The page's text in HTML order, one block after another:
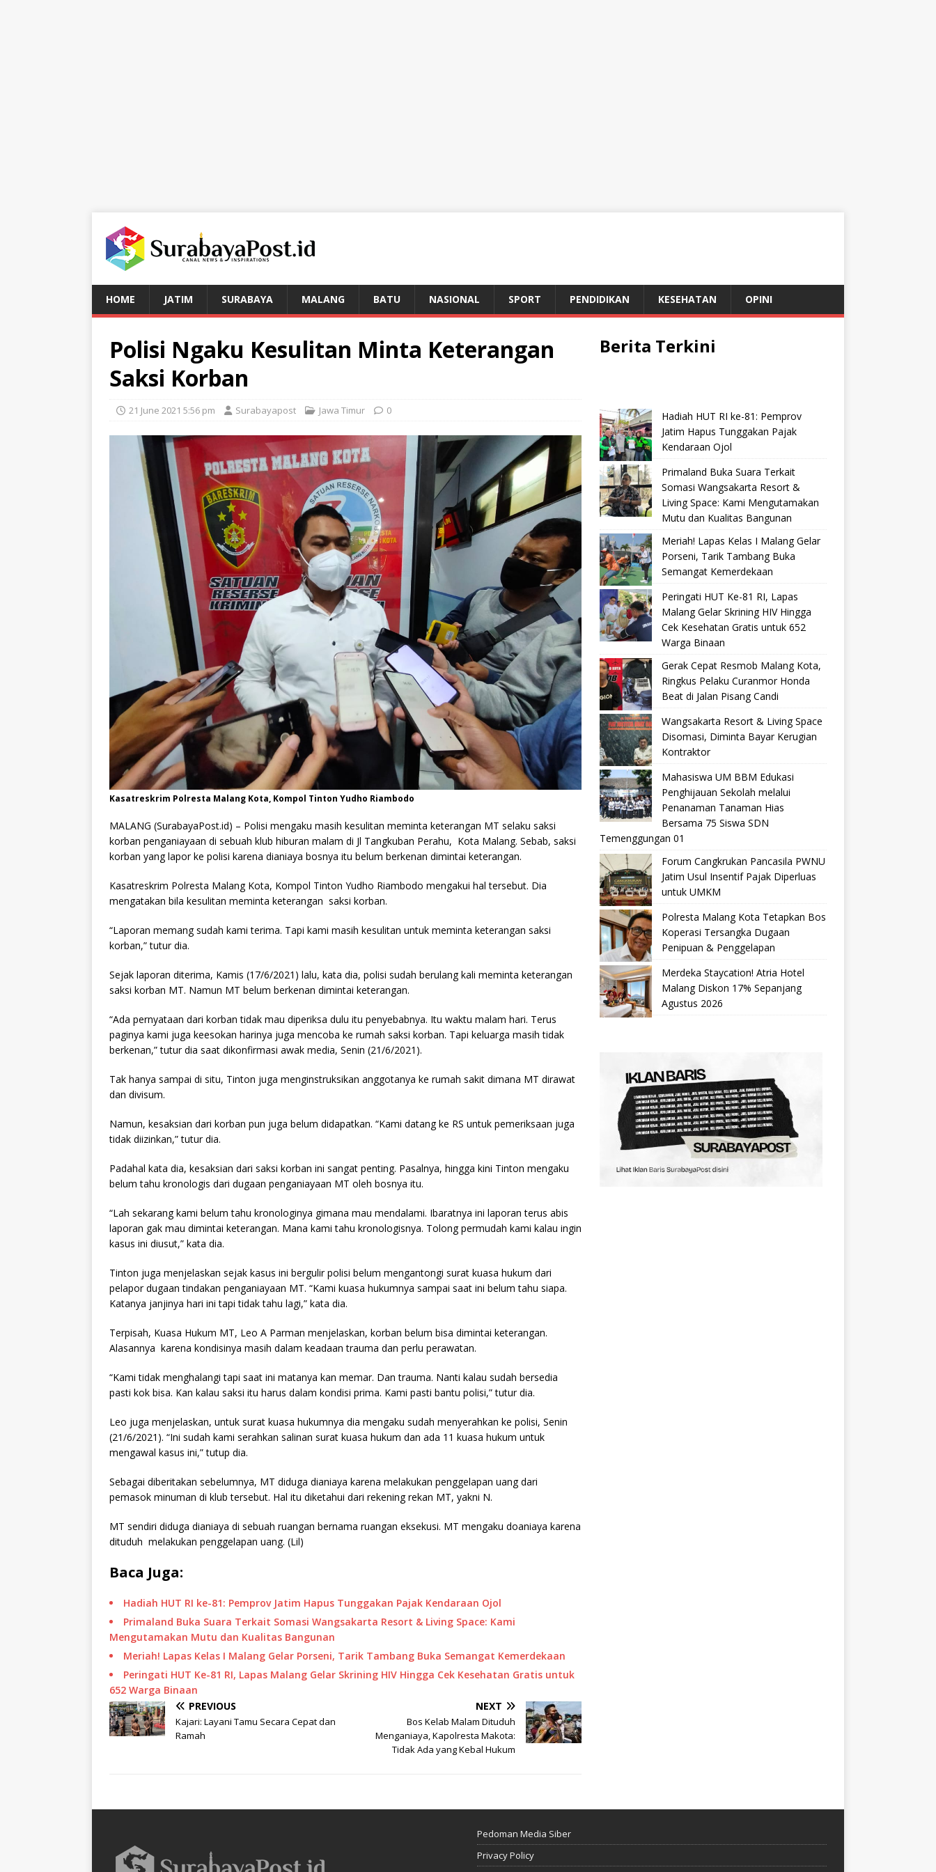
HOME JATIM SURABAYA MALANG BATU NASIONAL SPORT PENDIDIKAN KESEHATAN OPINI
Polisi Ngaku Kesulitan Minta Keterangan
Saksi Korban
21 June 2021 5:56 pm Surabayapost Jawa Timur 0
Kasatreskrim Polresta Malang Kota, Kompol Tinton Yudho Riambodo
MALANG (SurabayaPost.id) – Polisi mengaku masih kesulitan meminta keterangan MT selaku saksi
korban penganiayaan di sebuah klub hiburan malam di Jl Tangkuban Perahu, Kota Malang. Sebab, saksi
korban yang lapor ke polisi karena dianiaya bosnya itu belum berkenan dimintai keterangan.
Kasatreskrim Polresta Malang Kota, Kompol Tinton Yudho Riambodo mengakui hal tersebut. Dia
mengatakan bila kesulitan meminta keterangan saksi korban.
“Laporan memang sudah kami terima. Tapi kami masih kesulitan untuk meminta keterangan saksi
korban,” tutur dia.
Sejak laporan diterima, Kamis (17/6/2021) lalu, kata dia, polisi sudah berulang kali meminta keterangan
saksi korban MT. Namun MT belum berkenan dimintai keterangan.
“Ada pernyataan dari korban tidak mau diperiksa dulu itu penyebabnya. Itu waktu malam hari. Terus
paginya kami juga keesokan harinya juga mencoba ke rumah saksi korban. Tapi keluarga masih tidak
berkenan,” tutur dia saat dikonfirmasi awak media, Senin (21/6/2021).
Tak hanya sampai di situ, Tinton juga menginstruksikan anggotanya ke rumah sakit dimana MT dirawat
dan divisum.
Namun, kesaksian dari korban pun juga belum didapatkan. “Kami datang ke RS untuk pemeriksaan juga
tidak diizinkan,” tutur dia.
Padahal kata dia, kesaksian dari saksi korban ini sangat penting. Pasalnya, hingga kini Tinton mengaku
belum tahu kronologis dari dugaan penganiayaan MT oleh bosnya itu.
“Lah sekarang kami belum tahu kronologinya gimana mau mendalami. Ibaratnya ini laporan terus abis
laporan gak mau dimintai keterangan. Mana kami tahu kronologisnya. Tolong permudah kami kalau ingin
kasus ini diusut,” kata dia.
Tinton juga menjelaskan sejak kasus ini bergulir polisi belum mengantongi surat kuasa hukum dari
pelapor dugaan tindakan penganiayaan MT. “Kami kuasa hukumnya sampai saat ini belum tahu siapa.
Katanya janjinya hari ini tapi tidak tahu lagi,” kata dia.
Terpisah, Kuasa Hukum MT, Leo A Parman menjelaskan, korban belum bisa dimintai keterangan.
Alasannya karena kondisinya masih dalam keadaan trauma dan perlu perawatan.
“Kami tidak menghalangi tapi saat ini matanya kan memar. Dan trauma. Nanti kalau sudah bersedia
pasti kok bisa. Kan kalau saksi itu harus dalam kondisi prima. Kami pasti bantu polisi,” tutur dia.
Leo juga menjelaskan, untuk surat kuasa hukumnya dia mengaku sudah menyerahkan ke polisi, Senin
(21/6/2021). “Ini sudah kami serahkan salinan surat kuasa hukum dan ada 11 kuasa hukum untuk
mengawal kasus ini,” tutup dia.
Sebagai diberitakan sebelumnya, MT diduga dianiaya karena melakukan penggelapan uang dari
pemasok minuman di klub tersebut. Hal itu diketahui dari rekening rekan MT, yakni N.
MT sendiri diduga dianiaya di sebuah ruangan bernama ruangan eksekusi. MT mengaku doaniaya karena
dituduh melakukan penggelapan uang. (Lil)
Baca Juga:
Hadiah HUT RI ke-81: Pemprov Jatim Hapus Tunggakan Pajak Kendaraan Ojol
Primaland Buka Suara Terkait Somasi Wangsakarta Resort & Living Space: Kami
Mengutamakan Mutu dan Kualitas Bangunan
Meriah! Lapas Kelas I Malang Gelar Porseni, Tarik Tambang Buka Semangat Kemerdekaan
Peringati HUT Ke-81 RI, Lapas Malang Gelar Skrining HIV Hingga Cek Kesehatan Gratis untuk
652 Warga Binaan
PREVIOUS
Kajari: Layani Tamu Secara Cepat dan
Ramah
NEXT
Bos Kelab Malam Dituduh
Menganiaya, Kapolresta Makota:
Tidak Ada yang Kebal Hukum
Berita Terkini
Hadiah HUT RI ke-81: Pemprov
Jatim Hapus Tunggakan Pajak
Kendaraan Ojol
Primaland Buka Suara Terkait
Somasi Wangsakarta Resort &
Living Space: Kami Mengutamakan
Mutu dan Kualitas Bangunan
Meriah! Lapas Kelas I Malang Gelar
Porseni, Tarik Tambang Buka
Semangat Kemerdekaan
Peringati HUT Ke-81 RI, Lapas
Malang Gelar Skrining HIV Hingga
Cek Kesehatan Gratis untuk 652
Warga Binaan
Gerak Cepat Resmob Malang Kota,
Ringkus Pelaku Curanmor Honda
Beat di Jalan Pisang Candi
Wangsakarta Resort & Living Space
Disomasi, Diminta Bayar Kerugian
Kontraktor
Mahasiswa UM BBM Edukasi
Penghijauan Sekolah melalui
Penanaman Tanaman Hias
Bersama 75 Siswa SDN
Temenggungan 01
Forum Cangkrukan Pancasila PWNU
Jatim Usul Insentif Pajak Diperluas
untuk UMKM
Polresta Malang Kota Tetapkan Bos
Koperasi Tersangka Dugaan
Penipuan & Penggelapan
Merdeka Staycation! Atria Hotel
Malang Diskon 17% Sepanjang
Agustus 2026
Pedoman Media Siber
Privacy Policy